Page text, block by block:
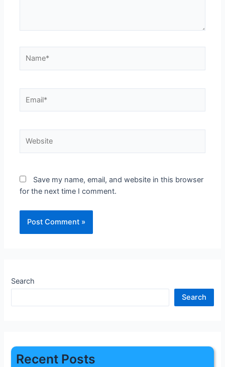
Save my name, email, and website in this browser
for the next time I comment.
Search
Search
Recent Posts